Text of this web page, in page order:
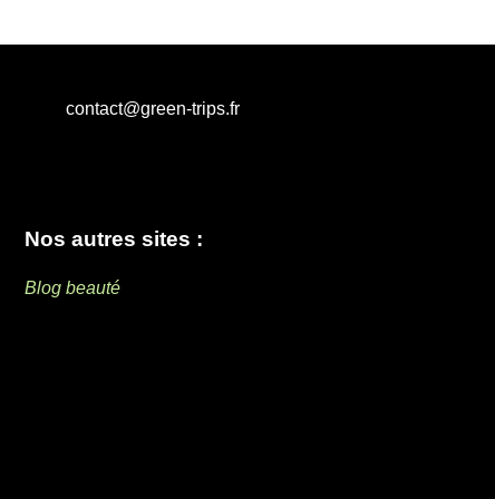
contact@green-trips.fr
Nos autres sites :
Blog beauté